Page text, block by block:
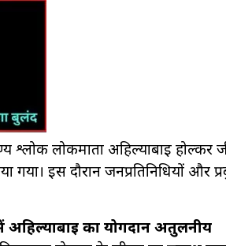
श्लोक लोकमाता अहिल्याबाई
इस दौरान जनप्रतिनिधियों और
का योगदान अतुलनीय